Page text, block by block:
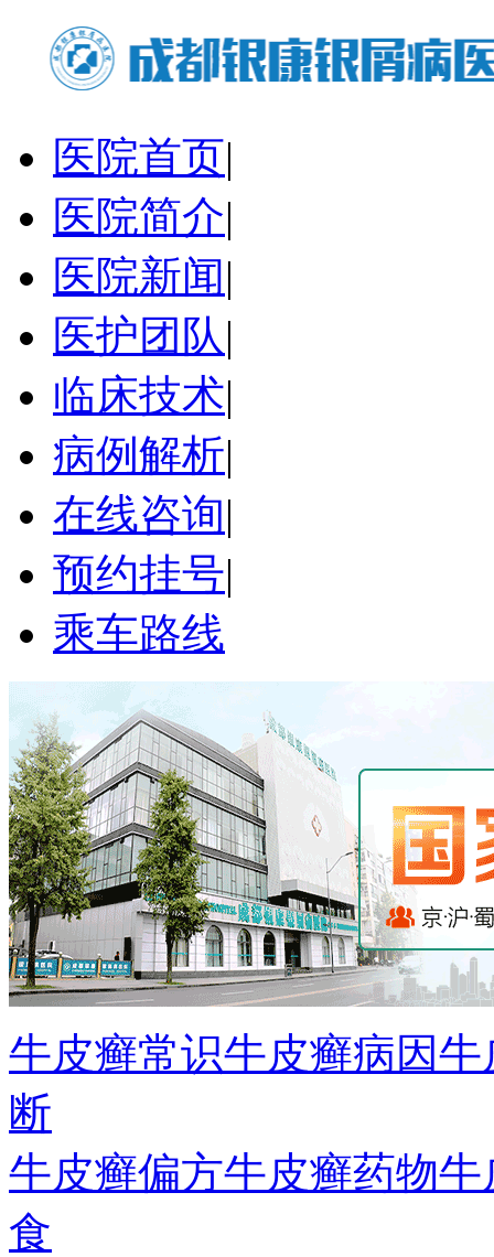
医院首页|
医院简介|
医院新闻|
医护团队|
临床技术|
病例解析|
在线咨询|
预约挂号|
乘车路线
牛皮癣常识牛皮癣病因牛
断
牛皮癣偏方牛皮癣药物牛
食